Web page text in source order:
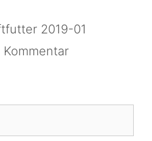
2019-01